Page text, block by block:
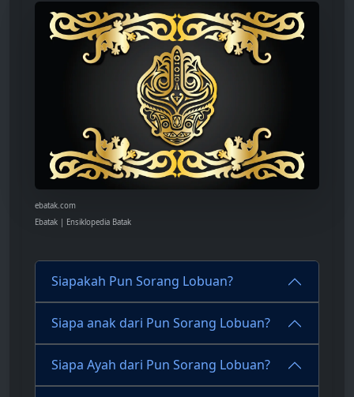
ebatak.com
Ebatak | Ensiklopedia Batak
Siapakah Pun Sorang Lobuan?
Siapa anak dari Pun Sorang Lobuan?
Siapa Ayah dari Pun Sorang Lobuan?